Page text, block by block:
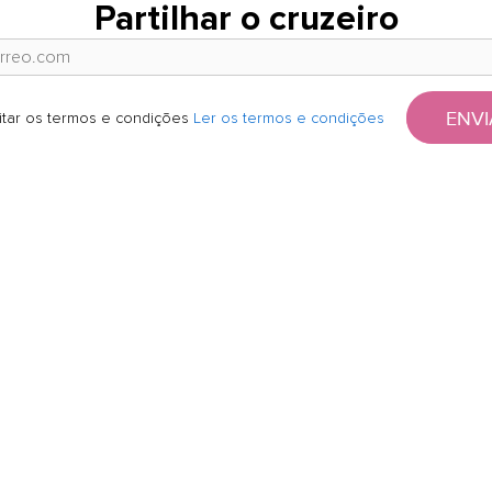
Partilhar o cruzeiro
os termos e condições Ler os termos e condições